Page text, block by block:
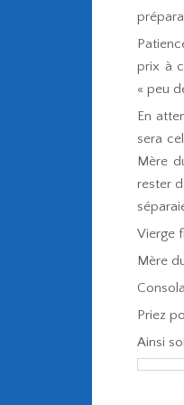
prix à
« peu
En
sera
Mère
rester
Vierge
Mère
Priez
Ainsi